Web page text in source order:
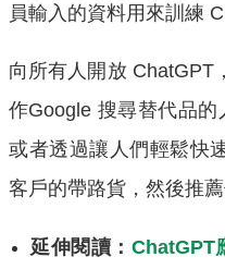
員輸入的資料用來訓練
向所有人開放 ChatGPT
作Google 搜尋替代品的
或者透過讓人們輕鬆快
客戶的帶路貨，然後推
延伸閱讀： ChatGPT